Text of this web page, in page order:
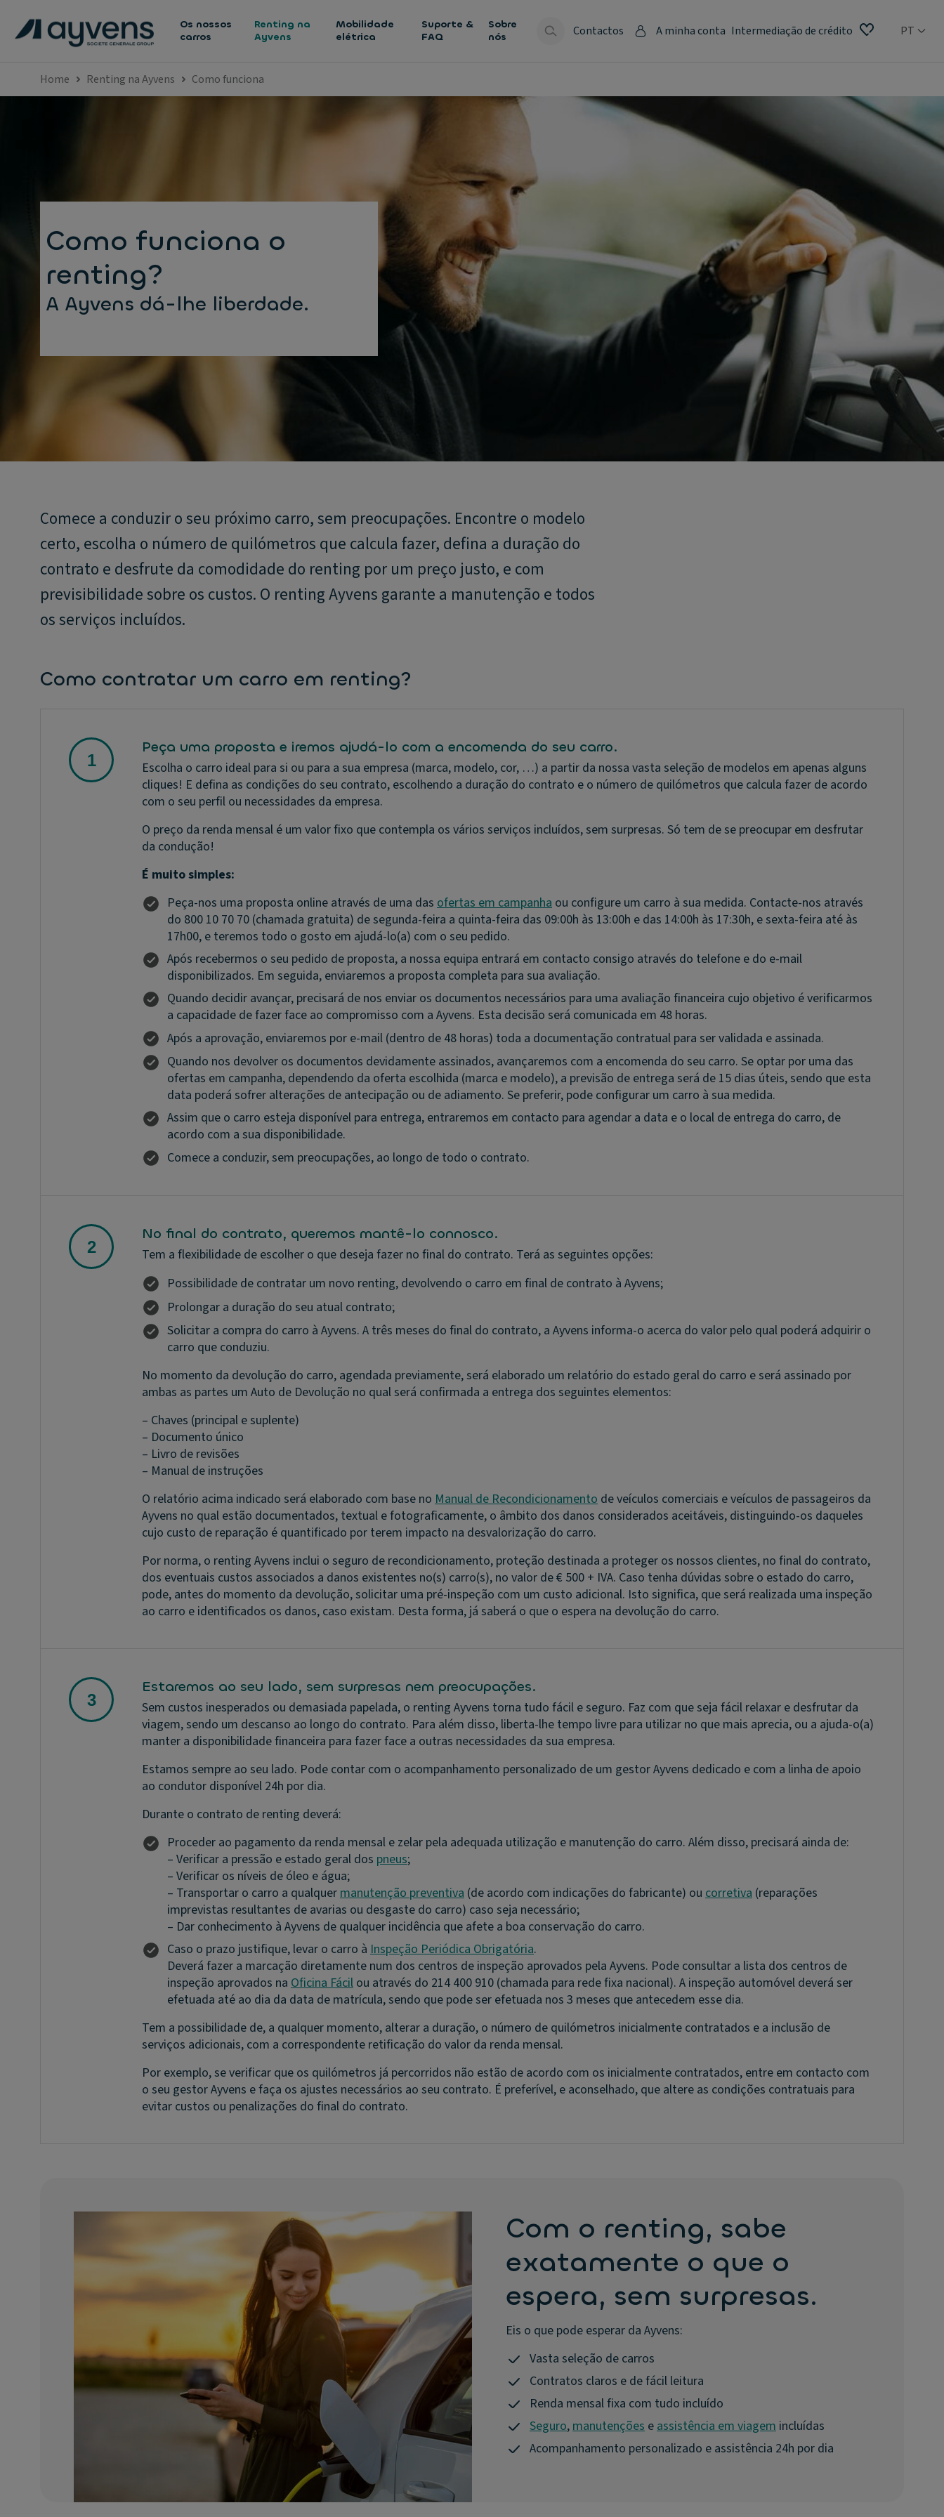
Os nossos
carros
Renting na
Ayvens
Mobilidade
elétrica
Suporte &
FAQ
Sobre
nós
Contactos A minha conta Intermediação de crédito PT
Home Renting na Ayvens Como funciona
Como funciona o
renting?
A Ayvens dá-lhe liberdade.
Comece a conduzir o seu próximo carro, sem preocupações. Encontre o modelo
certo, escolha o número de quilómetros que calcula fazer, defina a duração do
contrato e desfrute da comodidade do renting por um preço justo, e com
previsibilidade sobre os custos. O renting Ayvens garante a manutenção e todos
os serviços incluídos.
Como contratar um carro em renting?
Peça uma proposta e iremos ajudá-lo com a encomenda do seu carro.
Escolha o carro ideal para si ou para a sua empresa (marca, modelo, cor, …) a partir da nossa vasta seleção de modelos em apenas alguns
cliques! E defina as condições do seu contrato, escolhendo a duração do contrato e o número de quilómetros que calcula fazer de acordo
com o seu perfil ou necessidades da empresa.
O preço da renda mensal é um valor fixo que contempla os vários serviços incluídos, sem surpresas. Só tem de se preocupar em desfrutar
da condução!
É muito simples:
Peça-nos uma proposta online através de uma das ofertas em campanha ou configure um carro à sua medida. Contacte-nos através
do 800 10 70 70 (chamada gratuita) de segunda-feira a quinta-feira das 09:00h às 13:00h e das 14:00h às 17:30h, e sexta-feira até às
17h00, e teremos todo o gosto em ajudá-lo(a) com o seu pedido.
Após recebermos o seu pedido de proposta, a nossa equipa entrará em contacto consigo através do telefone e do e-mail
disponibilizados. Em seguida, enviaremos a proposta completa para sua avaliação.
Quando decidir avançar, precisará de nos enviar os documentos necessários para uma avaliação financeira cujo objetivo é verificarmos
a capacidade de fazer face ao compromisso com a Ayvens. Esta decisão será comunicada em 48 horas.
Após a aprovação, enviaremos por e-mail (dentro de 48 horas) toda a documentação contratual para ser validada e assinada.
Quando nos devolver os documentos devidamente assinados, avançaremos com a encomenda do seu carro. Se optar por uma das
ofertas em campanha, dependendo da oferta escolhida (marca e modelo), a previsão de entrega será de 15 dias úteis, sendo que esta
data poderá sofrer alterações de antecipação ou de adiamento. Se preferir, pode configurar um carro à sua medida.
Assim que o carro esteja disponível para entrega, entraremos em contacto para agendar a data e o local de entrega do carro, de
acordo com a sua disponibilidade.
Comece a conduzir, sem preocupações, ao longo de todo o contrato.
No final do contrato, queremos mantê-lo connosco.
Tem a flexibilidade de escolher o que deseja fazer no final do contrato. Terá as seguintes opções:
Possibilidade de contratar um novo renting, devolvendo o carro em final de contrato à Ayvens;
Prolongar a duração do seu atual contrato;
Solicitar a compra do carro à Ayvens. A três meses do final do contrato, a Ayvens informa-o acerca do valor pelo qual poderá adquirir o
carro que conduziu.
No momento da devolução do carro, agendada previamente, será elaborado um relatório do estado geral do carro e será assinado por
ambas as partes um Auto de Devolução no qual será confirmada a entrega dos seguintes elementos:
– Chaves (principal e suplente)
– Documento único
– Livro de revisões
– Manual de instruções
O relatório acima indicado será elaborado com base no Manual de Recondicionamento de veículos comerciais e veículos de passageiros da
Ayvens no qual estão documentados, textual e fotograficamente, o âmbito dos danos considerados aceitáveis, distinguindo-os daqueles
cujo custo de reparação é quantificado por terem impacto na desvalorização do carro.
Por norma, o renting Ayvens inclui o seguro de recondicionamento, proteção destinada a proteger os nossos clientes, no final do contrato,
dos eventuais custos associados a danos existentes no(s) carro(s), no valor de € 500 + IVA. Caso tenha dúvidas sobre o estado do carro,
pode, antes do momento da devolução, solicitar uma pré-inspeção com um custo adicional. Isto significa, que será realizada uma inspeção
ao carro e identificados os danos, caso existam. Desta forma, já saberá o que o espera na devolução do carro.
Estaremos ao seu lado, sem surpresas nem preocupações.
Sem custos inesperados ou demasiada papelada, o renting Ayvens torna tudo fácil e seguro. Faz com que seja fácil relaxar e desfrutar da
viagem, sendo um descanso ao longo do contrato. Para além disso, liberta-lhe tempo livre para utilizar no que mais aprecia, ou a ajuda-o(a)
manter a disponibilidade financeira para fazer face a outras necessidades da sua empresa.
Estamos sempre ao seu lado. Pode contar com o acompanhamento personalizado de um gestor Ayvens dedicado e com a linha de apoio
ao condutor disponível 24h por dia.
Durante o contrato de renting deverá:
Proceder ao pagamento da renda mensal e zelar pela adequada utilização e manutenção do carro. Além disso, precisará ainda de:
– Verificar a pressão e estado geral dos pneus;
– Verificar os níveis de óleo e água;
– Transportar o carro a qualquermanutenção preventiva (de acordo com indicações do fabricante) ou corretiva (reparações
imprevistas resultantes de avarias ou desgaste do carro) caso seja necessário;
– Dar conhecimento à Ayvens de qualquer incidência que afete a boa conservação do carro.
Caso o prazo justifique, levar o carro à Inspeção Periódica Obrigatória.
Deverá fazer a marcação diretamente num dos centros de inspeção aprovados pela Ayvens. Pode consultar a lista dos centros de
inspeção aprovados na Oficina Fácil ou através do 214 400 910 (chamada para rede fixa nacional). A inspeção automóvel deverá ser
efetuada até ao dia da data de matrícula, sendo que pode ser efetuada nos 3 meses que antecedem esse dia.
Tem a possibilidade de, a qualquer momento, alterar a duração, o número de quilómetros inicialmente contratados e a inclusão de
serviços adicionais, com a correspondente retificação do valor da renda mensal.
Por exemplo, se verificar que os quilómetros já percorridos não estão de acordo com os inicialmente contratados, entre em contacto com
o seu gestor Ayvens e faça os ajustes necessários ao seu contrato. É preferível, e aconselhado, que altere as condições contratuais para
evitar custos ou penalizações do final do contrato.
Com o renting, sabe
exatamente o que o
espera, sem surpresas.
Eis o que pode esperar da Ayvens:
Vasta seleção de carros
Contratos claros e de fácil leitura
Renda mensal fixa com tudo incluído
Seguro,manutenções eassistência em viagem incluídas
Acompanhamento personalizado e assistência 24h por dia